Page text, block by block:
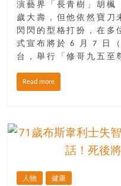
演藝界「長青樹」胡楓
歲大壽，但他依然寶刀
閃閃的型格打扮，在多
式宣布將於 6 月 7 日
台，舉行「修哥九五至
Read more
人物 健康